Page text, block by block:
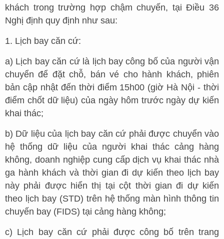
khách trong trường hợp chậm chuyến, tại Điều 36
Nghị định quy định như sau:
1. Lịch bay căn cứ:
a) Lịch bay căn cứ là lịch bay công bố của người vận
chuyển để đặt chỗ, bán vé cho hành khách, phiên
bản cập nhật đến thời điểm 15h00 (giờ Hà Nội - thời
điểm chốt dữ liệu) của ngày hôm trước ngày dự kiến
khai thác;
b) Dữ liệu của lịch bay căn cứ phải được chuyển vào
hệ thống dữ liệu của người khai thác cảng hàng
không, doanh nghiệp cung cấp dịch vụ khai thác nhà
ga hành khách và thời gian đi dự kiến theo lịch bay
này phải được hiển thị tại cột thời gian đi dự kiến
theo lịch bay (STD) trên hệ thống màn hình thông tin
chuyến bay (FIDS) tại cảng hàng không;
c) Lịch bay căn cứ phải được công bố trên trang